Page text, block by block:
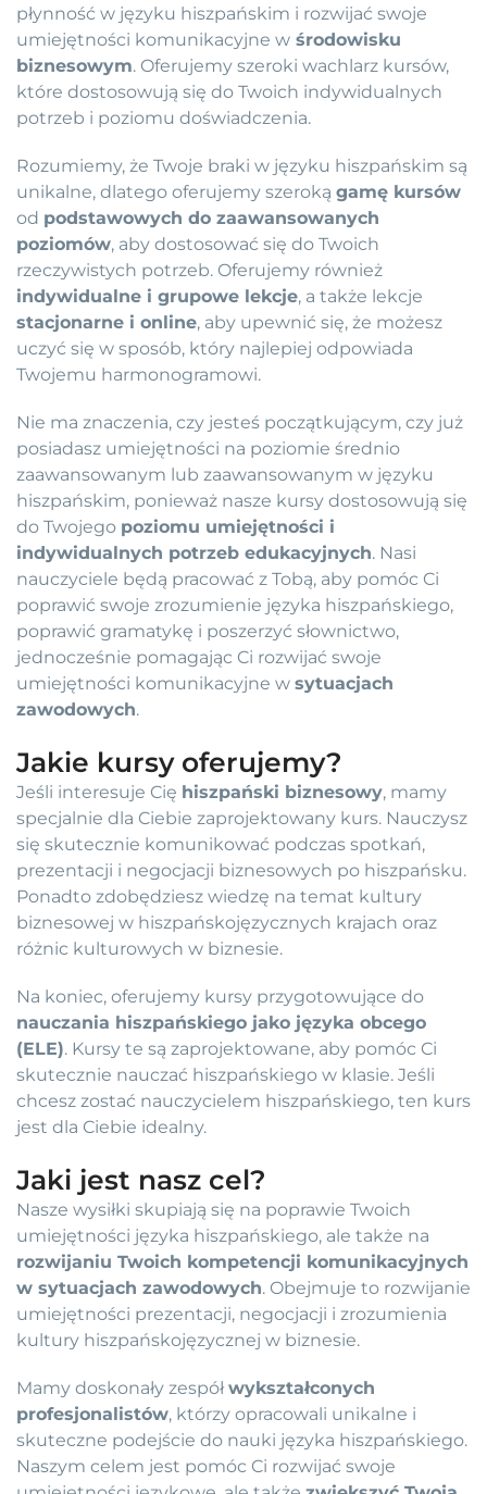
płynność w języku hiszpańskim i rozwijać swoje
umiejętności komunikacyjne w środowisku
biznesowym. Oferujemy szeroki wachlarz kursów,
które dostosowują się do Twoich indywidualnych
potrzeb i poziomu doświadczenia.
Rozumiemy, że Twoje braki w języku hiszpańskim są
unikalne, dlatego oferujemy szeroką gamę kursów
od podstawowych do zaawansowanych
poziomów, aby dostosować się do Twoich
rzeczywistych potrzeb. Oferujemy również
indywidualne i grupowe lekcje, a także lekcje
stacjonarne i online, aby upewnić się, że możesz
uczyć się w sposób, który najlepiej odpowiada
Twojemu harmonogramowi.
Nie ma znaczenia, czy jesteś początkującym, czy już
posiadasz umiejętności na poziomie średnio
zaawansowanym lub zaawansowanym w języku
hiszpańskim, ponieważ nasze kursy dostosowują się
do Twojego poziomu umiejętności i
indywidualnych potrzeb edukacyjnych. Nasi
nauczyciele będą pracować z Tobą, aby pomóc Ci
poprawić swoje zrozumienie języka hiszpańskiego,
poprawić gramatykę i poszerzyć słownictwo,
jednocześnie pomagając Ci rozwijać swoje
umiejętności komunikacyjne w sytuacjach
zawodowych.
Jakie kursy oferujemy?
Jeśli interesuje Cię hiszpański biznesowy, mamy
specjalnie dla Ciebie zaprojektowany kurs. Nauczysz
się skutecznie komunikować podczas spotkań,
prezentacji i negocjacji biznesowych po hiszpańsku.
Ponadto zdobędziesz wiedzę na temat kultury
biznesowej w hiszpańskojęzycznych krajach oraz
różnic kulturowych w biznesie.
Na koniec, oferujemy kursy przygotowujące do
nauczania hiszpańskiego jako języka obcego
(ELE). Kursy te są zaprojektowane, aby pomóc Ci
skutecznie nauczać hiszpańskiego w klasie. Jeśli
chcesz zostać nauczycielem hiszpańskiego, ten kurs
jest dla Ciebie idealny.
Jaki jest nasz cel?
Nasze wysiłki skupiają się na poprawie Twoich
umiejętności języka hiszpańskiego, ale także na
rozwijaniu Twoich kompetencji komunikacyjnych
w sytuacjach zawodowych. Obejmuje to rozwijanie
umiejętności prezentacji, negocjacji i zrozumienia
kultury hiszpańskojęzycznej w biznesie.
Mamy doskonały zespółwykształconych
profesjonalistów, którzy opracowali unikalne i
skuteczne podejście do nauki języka hiszpańskiego.
Naszym celem jest pomóc Ci rozwijać swoje